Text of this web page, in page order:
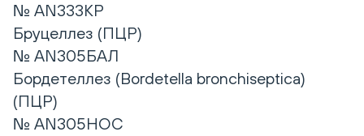
№ AN333КР
Бруцеллез (ПЦР)
№ AN305БАЛ
Бордетеллез (Bordetella bronchiseptica)
(ПЦР)
№ AN305НОС